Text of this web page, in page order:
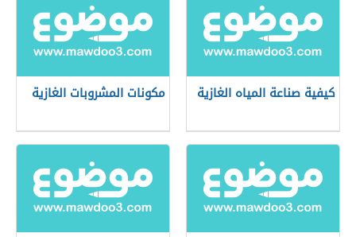
كيفية صناعة المياه الغازية مكونات المشروبات الغازية